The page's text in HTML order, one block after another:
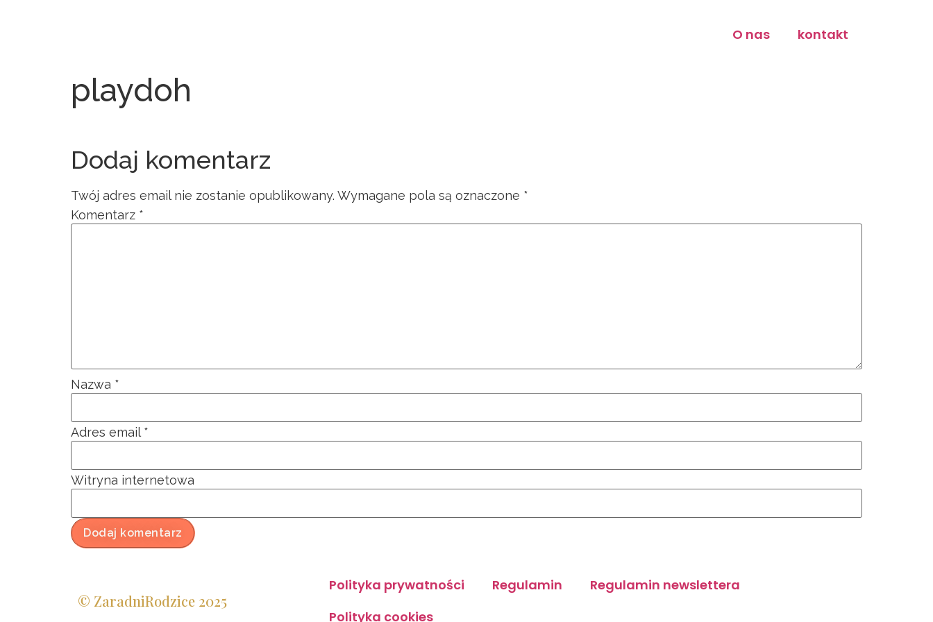
O nas kontakt
playdoh
Dodaj komentarz
Twój adres email nie zostanie opublikowany. Wymagane pola są oznaczone *
Komentarz *
Nazwa *
Adres email*
Witryna internetowa
© ZaradniRodzice 2025
Polityka prywatności Regulamin
Regulamin newslettera
Polityka cookies